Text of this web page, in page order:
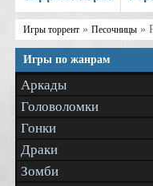
Игры торрент » Песочницы »
Игры по жанрам
Аркады
Головоломки
Гонки
Драки
Зомби